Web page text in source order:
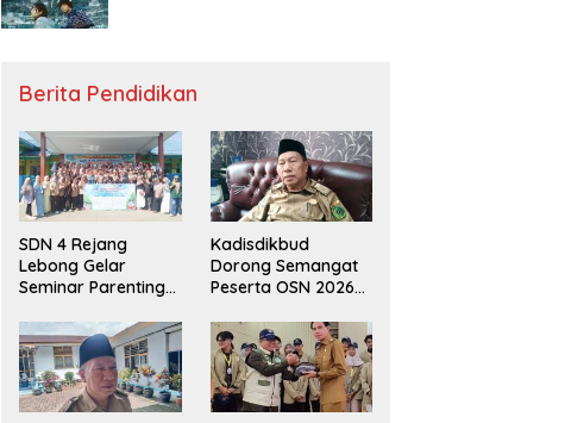
Berita Pendidikan
SDN 4 Rejang
Lebong Gelar
Seminar Parenting
Bullying,
Kadisdikbud: Patut
Jadi Contoh
Kadisdikbud
Dorong Semangat
Peserta OSN 2026